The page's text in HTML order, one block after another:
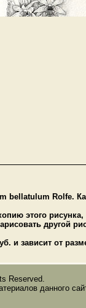
bellatulum Rolfe.
этого
другой
и зависит от
Reserved.
данного